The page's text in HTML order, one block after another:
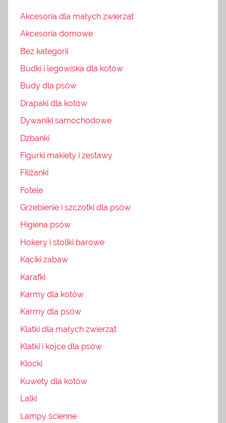
Akcesoria dla małych zwierząt
Akcesoria domowe
Bez kategorii
Budki i legowiska dla kotów
Budy dla psów
Drapaki dla kotów
Dywaniki samochodowe
Dzbanki
Figurki makiety i zestawy
Filiżanki
Fotele
Grzebienie i szczotki dla psów
Higiena psów
Hokery i stoliki barowe
Kąciki zabaw
Karafki
Karmy dla kotów
Karmy dla psów
Klatki dla małych zwierząt
Klatki i kojce dla psów
Klocki
Kuwety dla kotów
Lalki
Lampy ścienne